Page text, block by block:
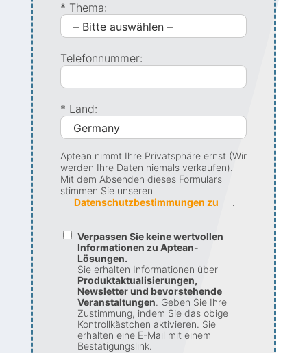
* Thema:
Telefonnummer:
* Land:
Aptean nimmt Ihre Privatsphäre ernst (Wir
werden Ihre Daten niemals verkaufen).
Mit dem Absenden dieses Formulars
stimmen Sie unseren
Datenschutzbestimmungen zu
.
Verpassen Sie keine wertvollen
Informationen zu Aptean-
Lösungen.
Sie erhalten Informationen über
Produktaktualisierungen,
Newsletter und bevorstehende
Veranstaltungen. Geben Sie Ihre
Zustimmung, indem Sie das obige
Kontrollkästchen aktivieren. Sie
erhalten eine E-Mail mit einem
Bestätigungslink.